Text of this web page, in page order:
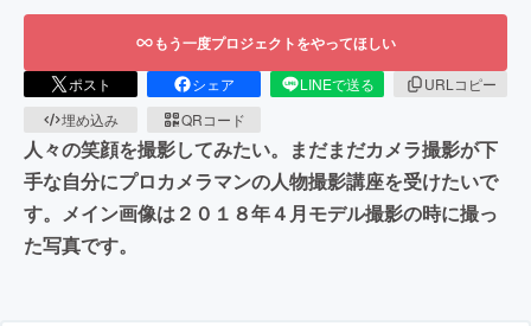
もう一度プロジェクトをやってほしい
ポスト シェア LINEで送る
URLコピー
埋め込み
QRコード
人々の笑顔を撮影してみたい。まだまだカメラ撮影が下
手な自分にプロカメラマンの人物撮影講座を受けたいで
す。メイン画像は２０１８年４月モデル撮影の時に撮っ
た写真です。